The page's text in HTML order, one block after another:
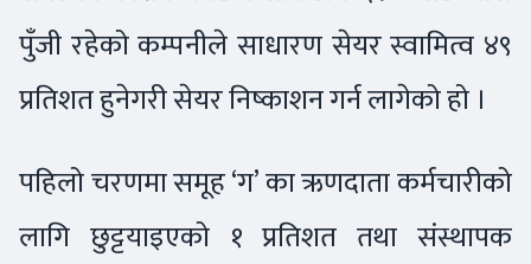
पुँजी रहेको कम्पनीले साधारण सेयर स्वामित्व ४९
प्रतिशत हुनेगरी सेयर निष्काशन गर्न लागेको हो ।
पहिलो चरणमा समूह ‘ग’ का ऋणदाता कर्मचारीको
लागि छुट्टयाइएको १ प्रतिशत तथा संस्थापक